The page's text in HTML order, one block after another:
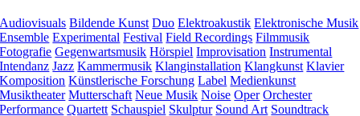
Audiovisuals Bildende Kunst Duo Elektroakustik Elektronische Musik
Ensemble Experimental Festival Field Recordings Filmmusik
Fotografie Gegenwartsmusik Hörspiel Improvisation Instrumental
Intendanz Jazz Kammermusik Klanginstallation Klangkunst Klavier
Komposition Künstlerische Forschung Label Medienkunst
Musiktheater Mutterschaft Neue Musik Noise Oper Orchester
Performance Quartett Schauspiel Skulptur Sound Art Soundtrack